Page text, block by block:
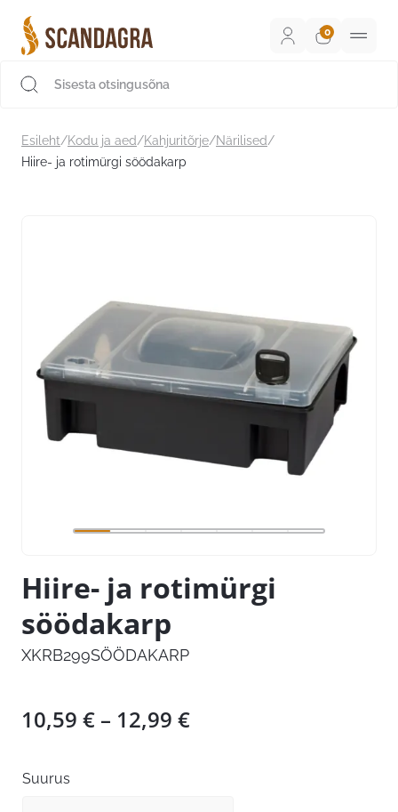
sisu
juurde
Esileht/Kodu ja aed/Kahjuritõrje/Närilised/
Hiire- ja rotimürgi söödakarp
Hiire- ja rotimürgi
söödakarp
XKRB299SÖÖDAKARP
10,59 € – 12,99 €Hinnavahemik:
Suurus